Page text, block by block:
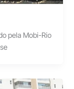
pela Mobi-Rio